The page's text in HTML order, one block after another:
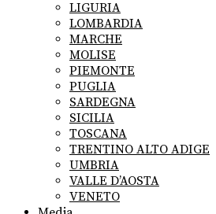
LIGURIA
LOMBARDIA
MARCHE
MOLISE
PIEMONTE
PUGLIA
SARDEGNA
SICILIA
TOSCANA
TRENTINO ALTO ADIGE
UMBRIA
VALLE D’AOSTA
VENETO